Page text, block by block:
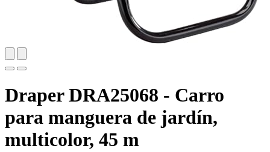
Draper DRA25068 - Carro
para manguera de jardín,
multicolor, 45 m